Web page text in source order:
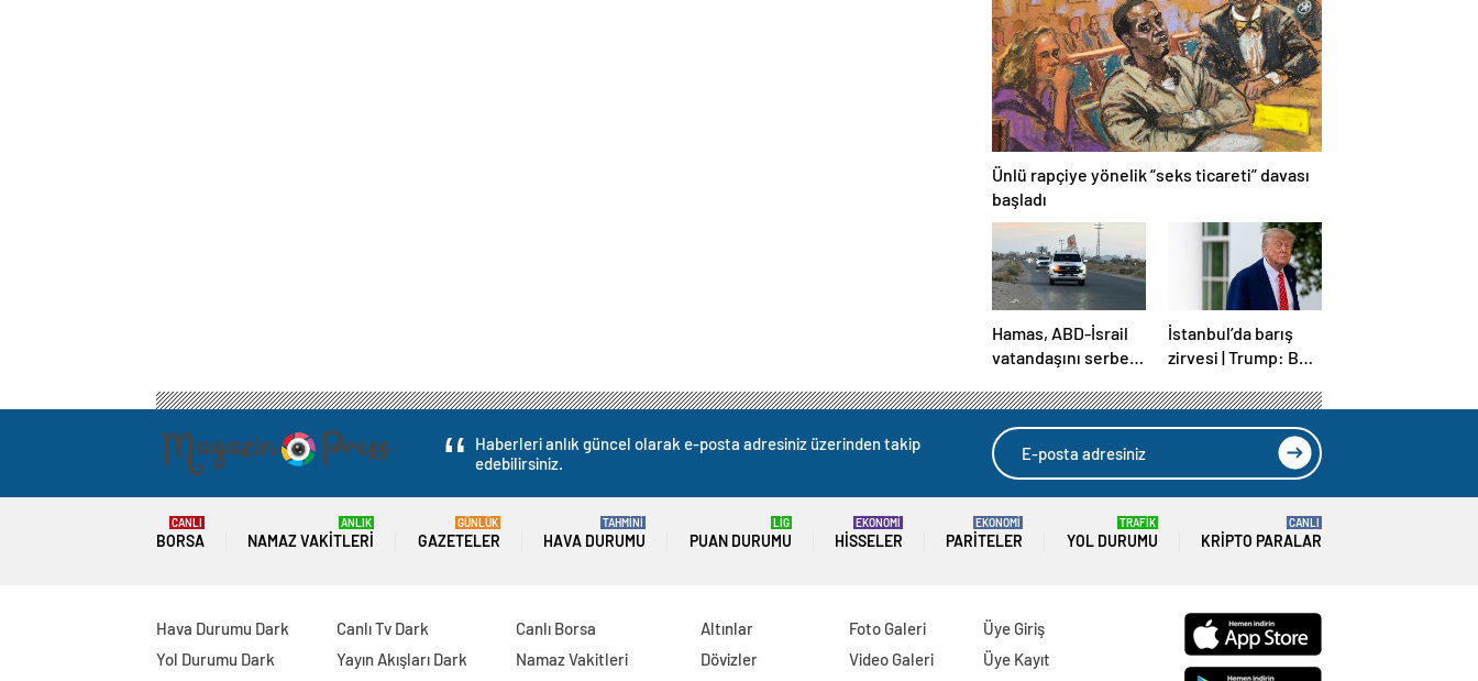
çıkardı
Ünlü rapçiye yönelik “seks ticareti” davası
başladı
Hamas, ABD-İsrail
vatandaşını serbest
İstanbul’da barış
zirvesi | Trump: Ben
gidebilirim
Haberleri anlık güncel olarak e-posta adresiniz üzerinden takip
edebilirsiniz.
BORSA
CANLI
NAMAZ VAKITLERI
ANLIK
GAZETELER
GÜNLÜK
HAVA DURUMU
TAHMİNİ
PUAN DURUMU
LİG
HISSELER
EKONOMİ
PARITELER
EKONOMİ
YOL DURUMU
TRAFİK
KRIPTO PARALAR
CANLI
Hava Durumu Dark
Yol Durumu Dark
Canlı Tv Dark
Yayın Akışları Dark
Canlı Borsa
Namaz Vakitleri
Altınlar
Dövizler
Foto Galeri
Video Galeri
Üye Giriş
Üye Kayıt